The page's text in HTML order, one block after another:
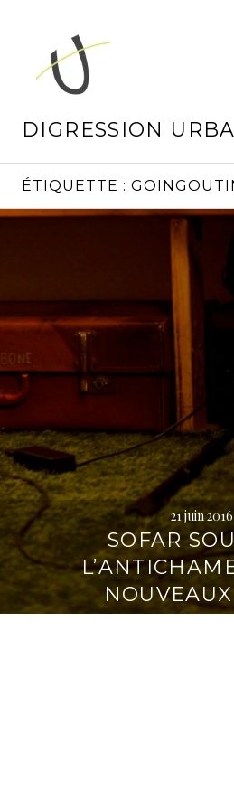
contenu
principal
DIGRESSION
ÉTIQUETTE :
21 juin 2016
SOFAR